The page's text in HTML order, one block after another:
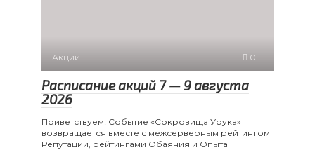
Акции 0
Расписание акций 7 — 9 августа
2026
Приветствуем! Событие «Сокровища Урука»
возвращается вместе с межсерверным рейтингом
Репутации, рейтингами Обаяния и Опыта